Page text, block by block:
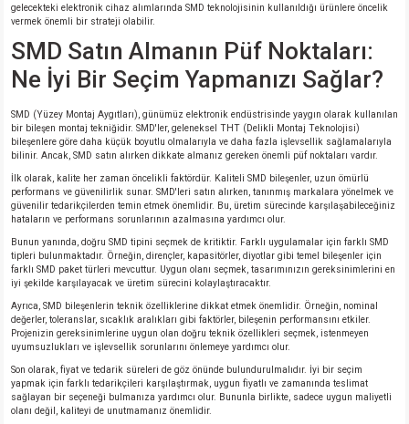
gelecekteki elektronik cihaz alımlarında SMD teknolojisinin kullanıldığı ürünlere öncelik
vermek önemli bir strateji olabilir.
SMD Satın Almanın Püf Noktaları:
Ne İyi Bir Seçim Yapmanızı Sağlar?
SMD (Yüzey Montaj Aygıtları), günümüz elektronik endüstrisinde yaygın olarak kullanılan
bir bileşen montaj tekniğidir. SMD'ler, geleneksel THT (Delikli Montaj Teknolojisi)
bileşenlere göre daha küçük boyutlu olmalarıyla ve daha fazla işlevsellik sağlamalarıyla
bilinir. Ancak, SMD satın alırken dikkate almanız gereken önemli püf noktaları vardır.
İlk olarak, kalite her zaman öncelikli faktördür. Kaliteli SMD bileşenler, uzun ömürlü
performans ve güvenilirlik sunar. SMD'leri satın alırken, tanınmış markalara yönelmek ve
güvenilir tedarikçilerden temin etmek önemlidir. Bu, üretim sürecinde karşılaşabileceğiniz
hataların ve performans sorunlarının azalmasına yardımcı olur.
Bunun yanında, doğru SMD tipini seçmek de kritiktir. Farklı uygulamalar için farklı SMD
tipleri bulunmaktadır. Örneğin, dirençler, kapasitörler, diyotlar gibi temel bileşenler için
farklı SMD paket türleri mevcuttur. Uygun olanı seçmek, tasarımınızın gereksinimlerini en
iyi şekilde karşılayacak ve üretim sürecini kolaylaştıracaktır.
Ayrıca, SMD bileşenlerin teknik özelliklerine dikkat etmek önemlidir. Örneğin, nominal
değerler, toleranslar, sıcaklık aralıkları gibi faktörler, bileşenin performansını etkiler.
Projenizin gereksinimlerine uygun olan doğru teknik özellikleri seçmek, istenmeyen
uyumsuzlukları ve işlevsellik sorunlarını önlemeye yardımcı olur.
Son olarak, fiyat ve tedarik süreleri de göz önünde bulundurulmalıdır. İyi bir seçim
yapmak için farklı tedarikçileri karşılaştırmak, uygun fiyatlı ve zamanında teslimat
sağlayan bir seçeneği bulmanıza yardımcı olur. Bununla birlikte, sadece uygun maliyetli
olanı değil, kaliteyi de unutmamanız önemlidir.